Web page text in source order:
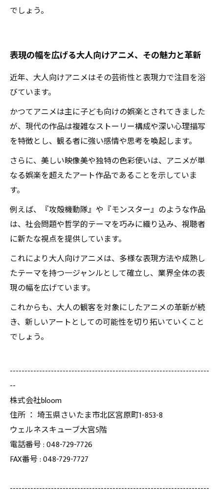
でしょう。
表現の幅を広げる大人向けアニメ、その魅力と革新
近年、大人向けアニメはその芸術性と表現力で注目を浴
びています。
かつてアニメは主に子ども向けの娯楽とされてきました
が、現代の作品は複雑なストーリー構成や深い心理描写
を特徴とし、観る者に強い感情や思考を喚起します。
さらに、美しい映像美や独特の色彩使いは、アニメが単
なる娯楽を超えたアート作品であることを示していま
す。
例えば、『攻殻機動隊』や『モンスター』のような作品
は、社会問題や哲学的テーマを巧みに織り込み、視聴者
に新たな視点を提供しています。
これにより大人向けアニメは、多様な表現方法や成熟し
たテーマを持つ一ジャンルとして確立し、業界全体の表
現の幅を広げています。
これからも、大人の観客を対象にしたアニメの革新が続
き、新しいアートとしての可能性を切り拓いていくこと
でしょう。
--------------------------------------------------------------------
--
株式会社bloom
住所 ： 埼玉県さいたま市北区宮原町1-853-8
ウェルネスキューブ大宮5階
電話番号 : 048-729-7726
FAX番号 : 048-729-7727
--------------------------------------------------------------------